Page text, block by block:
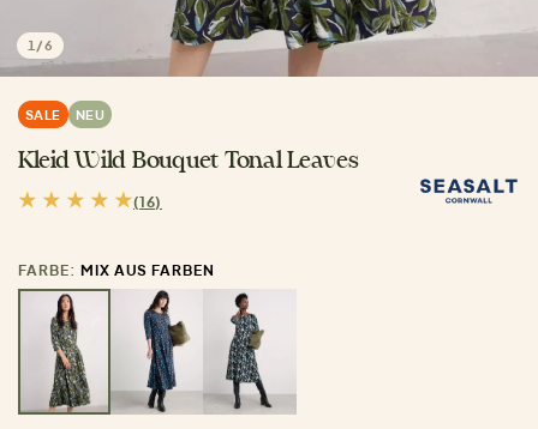
1 /6
SALE NEU
Kleid Wild Bouquet Tonal Leaves
(16)
FARBE: MIX AUS FARBEN